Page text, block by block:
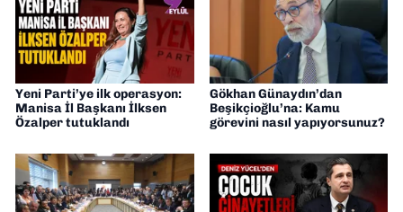
Yeni Parti’ye ilk operasyon:
Manisa İl Başkanı İlksen
Özalper tutuklandı
Gökhan Günaydın’dan
Beşikçioğlu’na: Kamu
görevini nasıl yapıyorsunuz?